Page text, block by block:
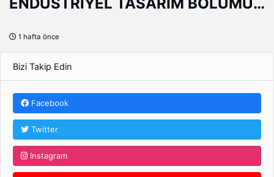
1 hafta önce
Bizi Takip Edin
Facebook
Twitter
Instagram